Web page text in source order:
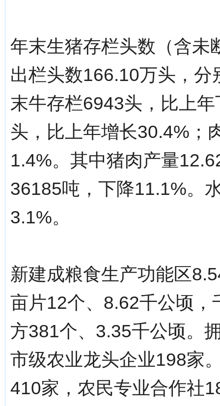
年末生猪存栏头数（含未
出栏头数166.10万头，
末牛存栏6943头，比上
头，比上年增长30.4%；
1.4%。其中猪肉产量
36185吨，下降11.1%。
3.1%。
新建成粮食生产功能区
亩片12个、8.62千公顷
方381个、3.35千公顷。
市级农业龙头企业198家
410家，农民专业合作社